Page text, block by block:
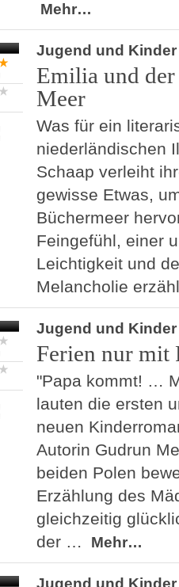
Mehr…
Jugend und Kinder
Emilia und der
Meer
Was für ein
niederländischen
Schaap verleiht
gewisse Etwas,
Büchermeer
Feingefühl, einer
Leichtigkeit und
Melancholie
Jugend und Kinder
Ferien nur mit
"Papa kommt! …
lauten die ersten
neuen
Autorin Gudrun
beiden Polen
Erzählung des
gleichzeitig
der …
Mehr…
Jugend und Kinder